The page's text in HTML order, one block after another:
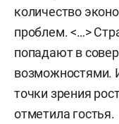
количество
проблем. <…>
попадают в
возможностями.
точки зрения
отметила гостья.